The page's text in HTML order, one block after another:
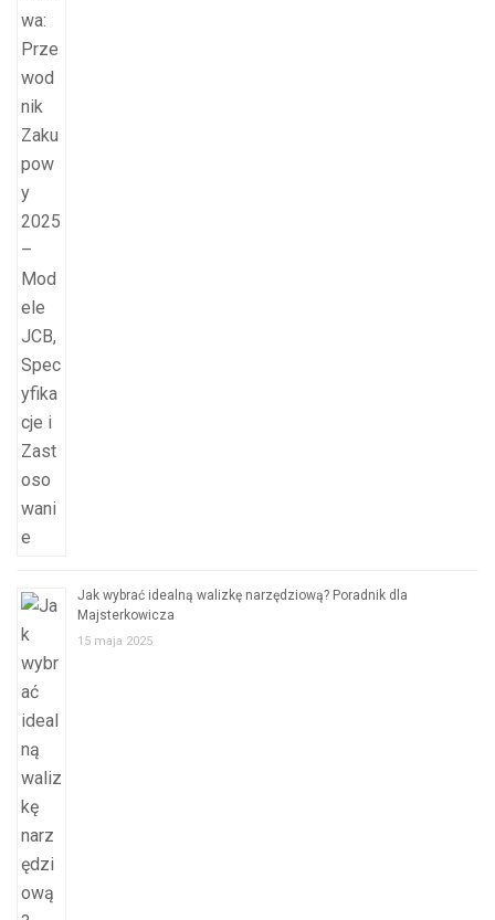
Jak wybrać idealną walizkę narzędziową? Poradnik dla
Majsterkowicza
15 maja 2025